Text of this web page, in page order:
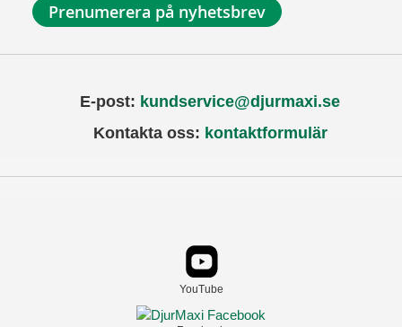
Prenumerera på nyhetsbrev
E-post: kundservice@djurmaxi.se
Kontakta oss: kontaktformulär
YouTube